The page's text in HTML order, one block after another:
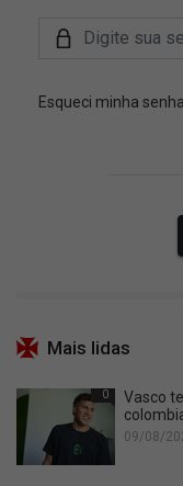
Mais lidas
0
Vasco
09/08/